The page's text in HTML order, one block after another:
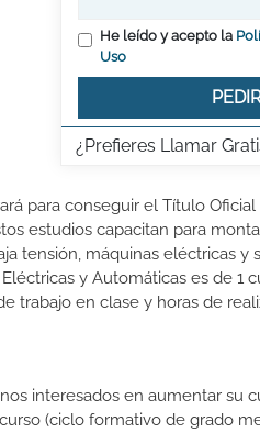
He leído y acepto la
Uso
¿Prefieres Llamar
para conseguir el Título
estudios capacitan para
tensión, máquinas eléctricas y
y Automáticas es de 1
trabajo en clase y horas de
interesados en aumentar su
(ciclo formativo de grado